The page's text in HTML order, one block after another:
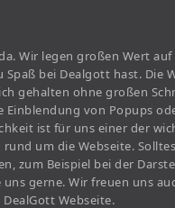
Wir legen großen Wert
Spaß bei Dealgott hast. Die
gehalten ohne großen
Einblendung von Popups
ist für uns einer der
rund um die Webseite.
zum Beispiel bei der
gerne. Wir freuen uns
Webseite.